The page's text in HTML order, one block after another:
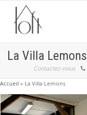
La Villa Lemons
Contactez-nous
Accueil » La Villa Lemons